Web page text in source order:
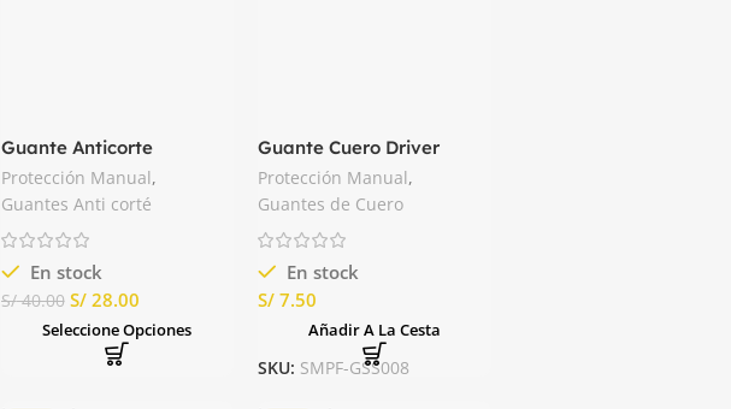
Guante Anticorte
Econoflex Rojo Zeus
Protección Manual,
Guantes Anti corté
En stock
S/40.00 S/28.00
Seleccione Opciones
Guante Cuero Driver
Amarillo Steelpro
Protección Manual,
Guantes de Cuero
En stock
S/
Añadir A La Cesta
SKU: SMPF-GSS008